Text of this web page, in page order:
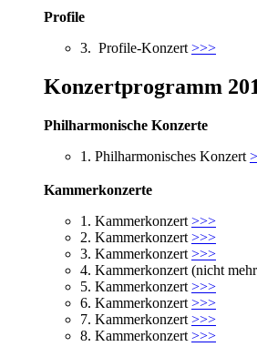
Profile
3. Profile-Konzert >>>
Konzertprogramm
Philharmonische Konzerte
1. Philharmonisches Konzert
Kammerkonzerte
1. Kammerkonzert >>>
2. Kammerkonzert >>>
3. Kammerkonzert >>>
4. Kammerkonzert (nicht
5. Kammerkonzert >>>
6. Kammerkonzert >>>
7. Kammerkonzert >>>
8. Kammerkonzert >>>